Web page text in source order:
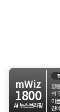
mWiz
1800
AI 뉴스브리핑
장
의 '
이
권